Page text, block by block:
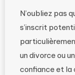
N’oubliez pas
s’inscrit
un divorce ou
confiance et la